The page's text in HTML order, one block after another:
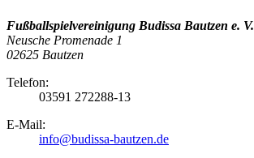
Fußballspielvereinigung Budissa Bautzen e. V.
Neusche Promenade 1
02625 Bautzen
Telefon:
03591 272288-13
E-Mail:
info@budissa-bautzen.de